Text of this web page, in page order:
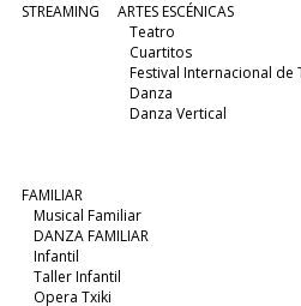
STREAMING
ARTES ESCÉNICAS
Teatro
Cuartitos
Festival Internacional de
Danza
Danza Vertical
FAMILIAR
Musical Familiar
DANZA FAMILIAR
Infantil
Taller Infantil
Opera Txiki